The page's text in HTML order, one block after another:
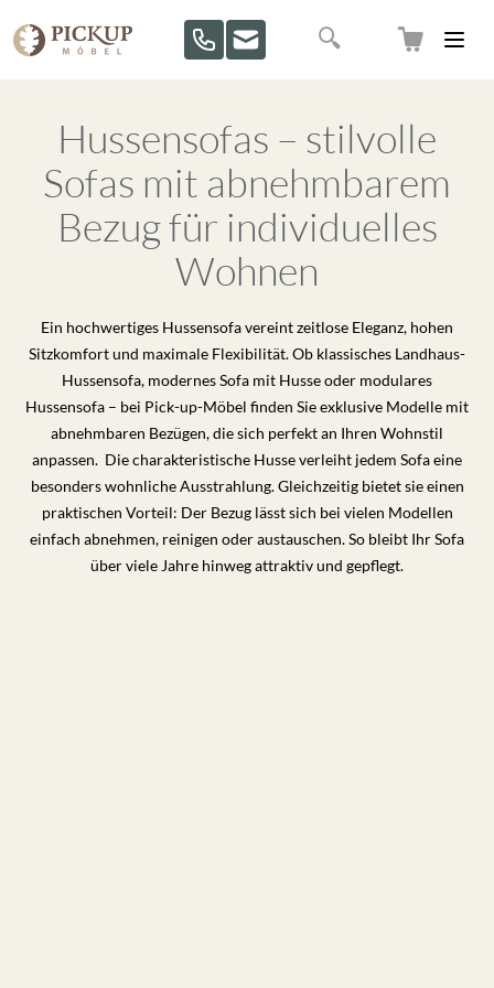
Suche
Hussensofas – stilvolle
Sofas mit abnehmbarem
Bezug für individuelles
Wohnen
Ein hochwertiges Hussensofa vereint zeitlose Eleganz, hohen
Sitzkomfort und maximale Flexibilität. Ob klassisches Landhaus-
Hussensofa, modernes Sofa mit Husse oder modulares
Hussensofa – bei Pick-up-Möbel finden Sie exklusive Modelle mit
abnehmbaren Bezügen, die sich perfekt an Ihren Wohnstil
anpassen. Die charakteristische Husse verleiht jedem Sofa eine
besonders wohnliche Ausstrahlung. Gleichzeitig bietet sie einen
praktischen Vorteil: Der Bezug lässt sich bei vielen Modellen
einfach abnehmen, reinigen oder austauschen. So bleibt Ihr Sofa
über viele Jahre hinweg attraktiv und gepflegt.